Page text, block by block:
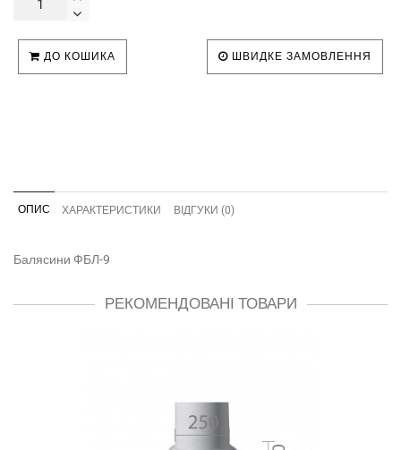
ДО КОШИКА ШВИДКЕ ЗАМОВЛЕННЯ
ОПИС ХАРАКТЕРИСТИКИ ВІДГУКИ (0)
Балясини ФБЛ-9
РЕКОМЕНДОВАНІ ТОВАРИ